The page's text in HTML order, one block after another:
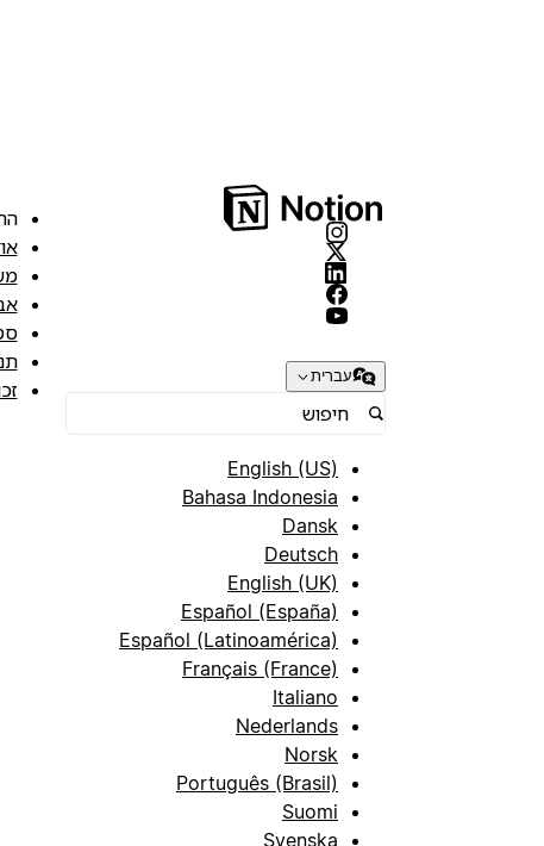
עברית
English (US)
Bahasa Indonesia
Dansk
Deutsch
English (UK)
Español (España)
Español (Latinoamérica)
Français (France)
Italiano
Nederlands
Norsk
Português (Brasil)
Suomi
Svenska